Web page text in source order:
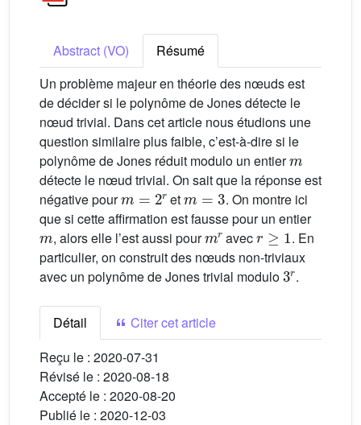
Abstract (VO)
Résumé
Un problème majeur en théorie des nœuds est
de décider si le polynôme de Jones détecte le
nœud trivial. Dans cet article nous étudions une
question similaire plus faible, c’est-à-dire si le
polynôme de Jones réduit modulo un entier
m
détecte le nœud trivial. On sait que la réponse est
négative pour
m =2r
et
m=3
. On montre ici
que si cette affirmation est fausse pour un entier
m
, alors elle l’est aussi pour
mr
avec
≥1
. En
particulier, on construit des nœuds non-triviaux
avec un polynôme de Jones trivial modulo
3r
.
Détail
Citer cet article
Reçu le : 2020-07-31
Révisé le : 2020-08-18
Accepté le : 2020-08-20
Publié le : 2020-12-03